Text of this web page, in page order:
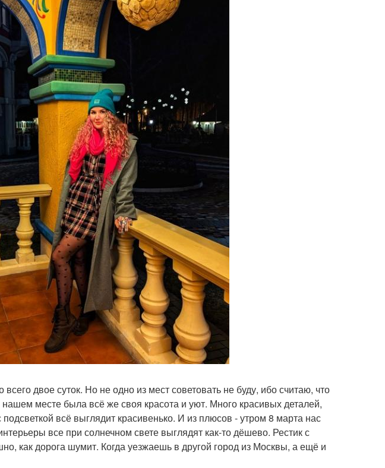
двое суток. Но не одно из мест советовать не буду, ибо считаю, что
месте была всё же своя красота и уют. Много красивых деталей,
всё выглядит красивенько. И из плюсов - утром 8 марта нас
все при солнечном свете выглядят как-то дёшево. Рестик с
как дорога шумит. Когда уезжаешь в другой город из Москвы, а ещё и